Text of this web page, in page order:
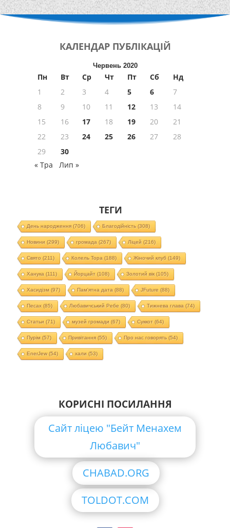
КАЛЕНДАР ПУБЛІКАЦІЙ
Червень 2020
Пн Вт Ср Чт Пт Сб
Нд
1
2 3 4 5 6
7
8
9 10 11 12 13
14
15
16 17 18 19 20
21
22
23 24 25 26 27
28
29
30
« Тра
Лип »
ТЕГИ
День народження(706) Благодійність (308)
Новини (299) громада (267) Ліцей (216)
Свято (211) Колель Тора (188) Жіночий клуб (149)
Ханука (111) Йорцайт (108) Золотий вік(105)
Хасидізм (97) Пам'ятна дата (88) JFuture (88)
Песах(85) Любавичський Ребе (80) Тижнева глава (74)
Статьи (71) музей громади (67) Суккот (64)
Пурім (57) Привітання(55) Про нас говорять (54)
EnerJew(54) хали (53)
КОРИСНІ ПОСИЛАННЯ
Сайт ліцею "Бейт Менахем
Любавич"
CHABAD.ORG
TOLDOT.COM